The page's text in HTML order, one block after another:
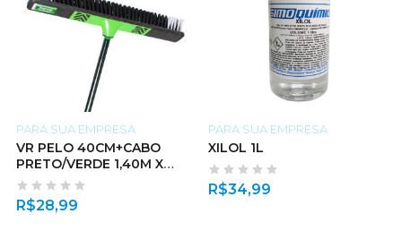
PARA SUA EMPRESA
VR PELO 40CM+CABO
PRETO/VERDE 1,40M X
22MM
R$28,99
PARA SUA EMPRESA
XILOL 1L
R$34,99